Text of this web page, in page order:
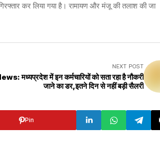
कर लिया गया है। रामायण और मंजू की तलाश की जा
NEXT POST
मध्यप्रदेश में इन कर्मचारियों को सता रहा है नौकरी
जाने का डर,इतने दिन से नहीं बड़ी सैलरी
Pin